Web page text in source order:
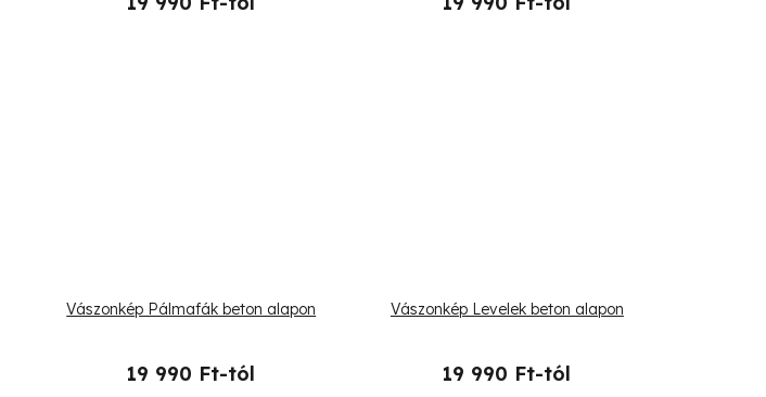
Vászonkép Pálmafák beton alapon
19 990 Ft-tól
Vászonkép Levelek beton alapon
19 990 Ft-tól